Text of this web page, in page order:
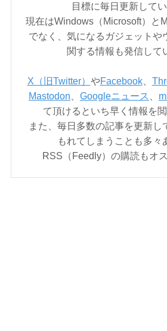
目標に毎日更新してい
現在はWindows（Microsoft）と
でなく、気になるガジェットや
関する情報も発信して
X（旧Twitter） やFacebook、
Mastodon
Googleニュース
て頂けるといち早く情報を閲
また、毎日多数の記事を更新し
もれてしまうことも多々
RSS（Feedly）の購読もオ